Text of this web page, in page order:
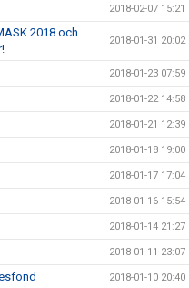
2018-02-07 15:21
2018 och
2018-01-31 20:02
2018-01-23 07:59
2018-01-22 14:58
2018-01-21 12:39
2018-01-18 19:00
2018-01-17 17:04
2018-01-16 15:54
2018-01-14 21:27
2018-01-11 23:07
2018-01-10 20:40